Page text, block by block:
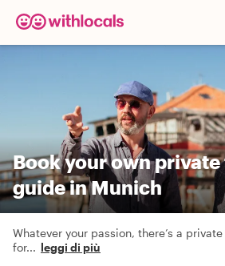
Book your own
guide in Munich
Whatever your passion, there’s a
for... leggi di più